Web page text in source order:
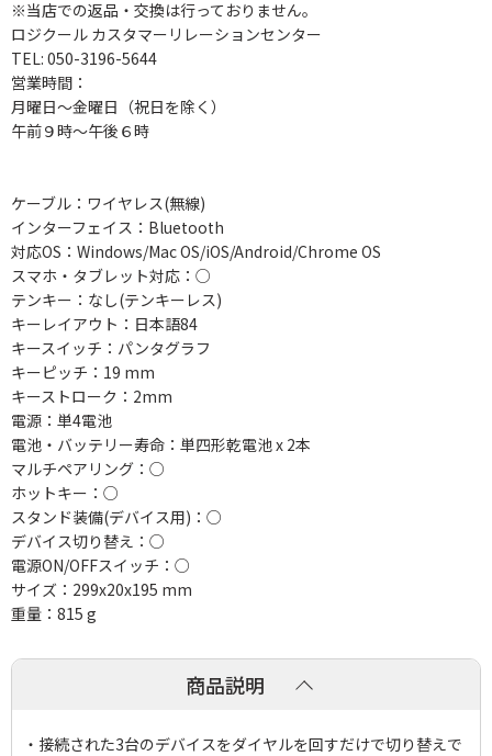
※当店での返品・交換は行っておりません。
ロジクール カスタマーリレーションセンター
TEL: 050-3196-5644
営業時間：
月曜日～金曜日（祝日を除く）
午前９時～午後６時
ケーブル：ワイヤレス(無線)
インターフェイス：Bluetooth
対応OS：Windows/Mac OS/iOS/Android/Chrome OS
スマホ・タブレット対応：○
テンキー：なし(テンキーレス)
キーレイアウト：日本語84
キースイッチ：パンタグラフ
キーピッチ：19 mm
キーストローク：2mm
電源：単4電池
電池・バッテリー寿命：単四形乾電池 x 2本
マルチペアリング：○
ホットキー：○
スタンド装備(デバイス用)：○
デバイス切り替え：○
電源ON/OFFスイッチ：○
サイズ：299x20x195 mm
重量：815 g
商品説明
・接続された3台のデバイスをダイヤルを回すだけで切り替えで